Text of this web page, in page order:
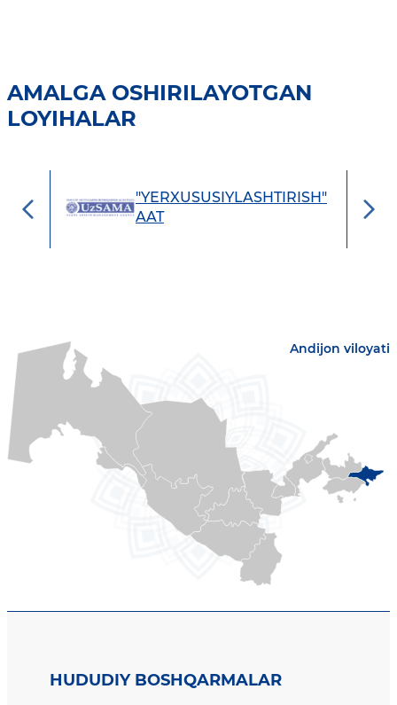
AMALGA OSHIRILAYOTGAN
LOYIHALAR
"YERXUSUSIYLASHTIRISH"
AAT
Andijon viloyati
HUDUDIY BOSHQARMALAR